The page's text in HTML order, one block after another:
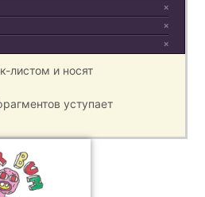
×
×
×
листом и носят
уступает